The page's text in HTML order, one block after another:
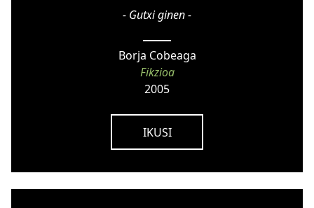
- Gutxi ginen -
Borja Cobeaga
Fikzioa
2005
IKUSI